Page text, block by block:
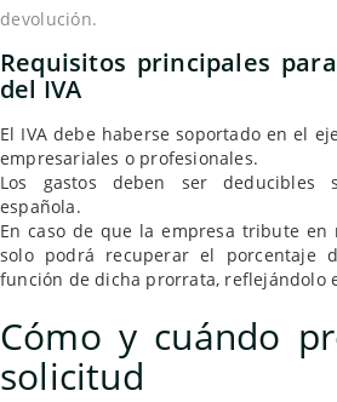
devolución.
Requisitos principales
del IVA
El IVA debe haberse soportado en el
empresariales o profesionales.
Los gastos deben ser deducibles
española.
En caso de que la empresa tribute en
solo podrá recuperar el porcentaje
función de dicha prorrata, reflejándolo
Cómo y cuándo
solicitud